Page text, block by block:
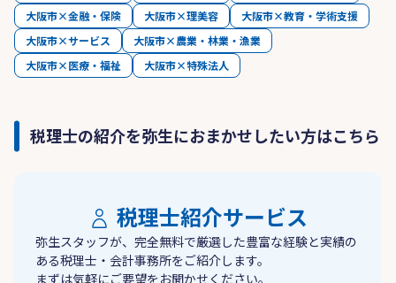
大阪市×金融・保険
大阪市×理美容
大阪市×教育・学術支援
大阪市×サービス
大阪市×農業・林業・漁業
大阪市×医療・福祉
大阪市×特殊法人
税理士の紹介を弥生におまかせしたい方はこちら
税理士紹介サービス
弥生スタッフが、完全無料で厳選した豊富な経験と実績の
ある税理士・会計事務所をご紹介します。
まずは気軽にご要望をお聞かせください。